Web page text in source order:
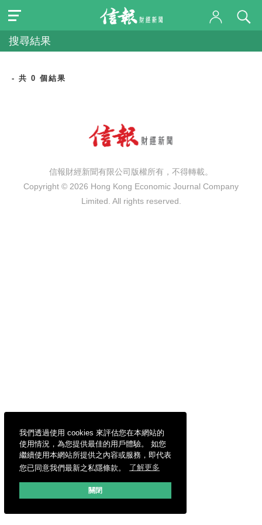
我們透過使用 cookies 來評估您在本網站的
使用情況，為您提供最佳的用戶體驗。 如您
繼續使用本網站所提供之內容或服務，即代表
您已同意我們最新之私隱條款。
了解更多
關閉
搜尋結果
- 共 0 個結果
信報財經新聞有限公司版權所有，不得轉載。
Copyright © 2026 Hong Kong Economic Journal Company
Limited. All rights reserved.